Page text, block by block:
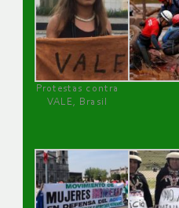
Protestas contra
VALE, Brasil